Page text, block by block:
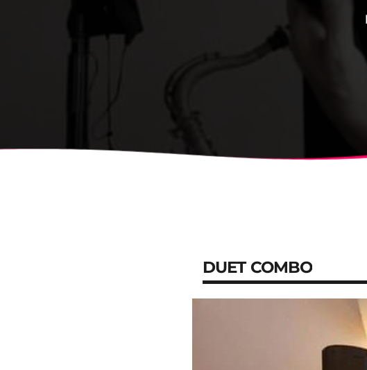
DUET COMBO